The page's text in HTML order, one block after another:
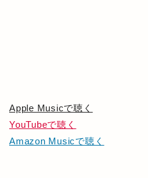
Apple Musicで聴く
YouTubeで聴く
Amazon Musicで聴く